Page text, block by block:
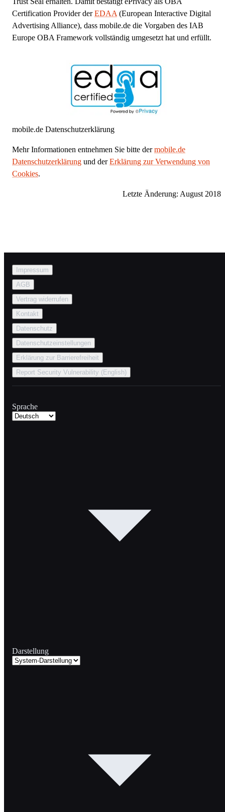
Certification Provider derEDAA (European Interactive Digital
Advertising Alliance), dass mobile.de die Vorgaben des IAB
Europe OBA Framework vollständig umgesetzt hat und erfüllt.
mobile.de Datenschutzerklärung
Mehr Informationen entnehmen Sie bitte dermobile.de
Datenschutzerklärung und derErklärung zur Verwendung von
Cookies.
Letzte Änderung: August 2018
Impressum
AGB
Vertrag widerrufen
Kontakt
Datenschutz
Datenschutzeinstellungen
Erklärung zur Barrierefreiheit
Report Security Vulnerability (English)
Sprache
Darstellung